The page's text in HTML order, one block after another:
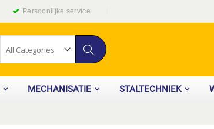
Persoonlijke service
Zoek
MECHANISATIE STALTECHNIEK